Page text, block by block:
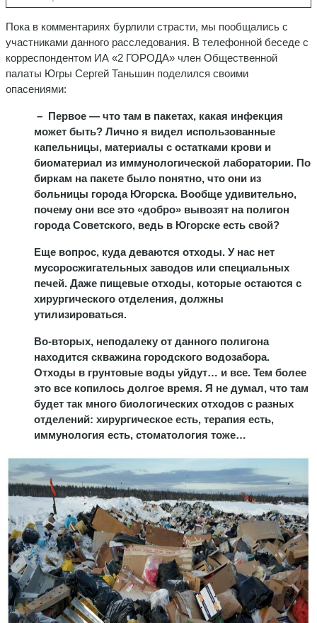
Пока в комментариях бурлили страсти, мы пообщались с
участниками данного расследования. В телефонной беседе с
корреспондентом ИА «2 ГОРОДА» член Общественной
палаты Югры Сергей Таньшин поделился своими
опасениями:
– Первое — что там в пакетах, какая инфекция
может быть? Лично я видел использованные
капельницы, материалы с остатками крови и
биоматериал из иммунологической лаборатории. По
биркам на пакете было понятно, что они из
больницы города Югорска. Вообще удивительно,
почему они все это «добро» вывозят на полигон
города Советского, ведь в Югорске есть свой?
Еще вопрос, куда деваются отходы. У нас нет
мусоросжигательных заводов или специальных
печей. Даже пищевые отходы, которые остаются с
хирургического отделения, должны
утилизироваться.
Во-вторых, неподалеку от данного полигона
находится скважина городского водозабора.
Отходы в грунтовые воды уйдут… и все. Тем более
это все копилось долгое время. Я не думал, что там
будет так много биологических отходов с разных
отделений: хирургическое есть, терапия есть,
иммунология есть, стоматология тоже…